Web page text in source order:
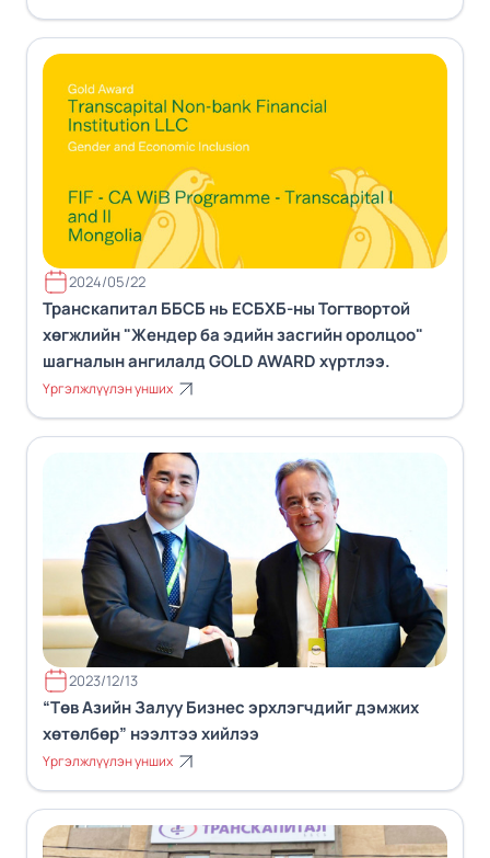
2024/05/22
Транскапитал ББСБ нь ЕСБХБ-ны Тогтвортой
хөгжлийн "Жендер ба эдийн засгийн оролцоо"
шагналын ангилалд GOLD AWARD хүртлээ.
Үргэлжлүүлэн унших
2023/12/13
“Төв Азийн Залуу Бизнес эрхлэгчдийг дэмжих
хөтөлбөр” нээлтээ хийлээ
Үргэлжлүүлэн унших